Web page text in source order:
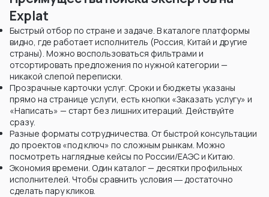
Explat
Быстрый отбор по стране и задаче. В каталоге платформы
видно, где работает исполнитель (Россия, Китай и другие
страны). Можно воспользоваться фильтрами и
отсортировать предложения по нужной категории —
никакой слепой переписки.
Прозрачные карточки услуг. Сроки и бюджеты указаны
прямо на странице услуги, есть кнопки «Заказать услугу» и
«Написать» — старт без лишних итераций. Действуйте
сразу.
Разные форматы сотрудничества. От быстрой консультации
до проектов «под ключ» по сложным рынкам. Можно
посмотреть наглядные кейсы по России/ЕАЭС и Китаю.
Экономия времени. Один каталог — десятки профильных
исполнителей. Чтобы сравнить условия ― достаточно
сделать пару кликов.